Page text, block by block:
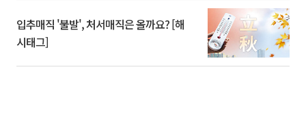
입추매직 '불발', 처서매직은 올까요? [해
시태그]